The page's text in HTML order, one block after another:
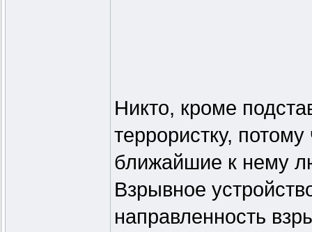
Никто, кроме
террористку,
ближайшие к нему
Взрывное
направленность